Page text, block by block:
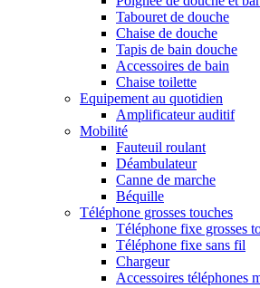
Tabouret de douche
Chaise de douche
Tapis de bain douche
Accessoires de bain
Chaise toilette
Equipement au quotidien
Amplificateur auditif
Mobilité
Fauteuil roulant
Déambulateur
Canne de marche
Béquille
Téléphone grosses touches
Téléphone fixe grosses
Téléphone fixe sans fil
Chargeur
Accessoires téléphones